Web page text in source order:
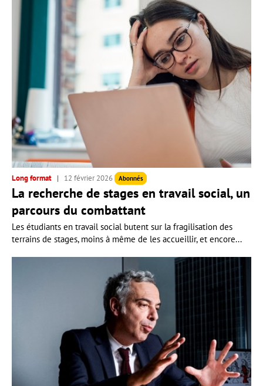
Long format 12 février 2026 Abonnés
La recherche de stages en travail social, un
parcours du combattant
Les étudiants en travail social butent sur la fragilisation des
terrains de stages, moins à même de les accueillir, et encore...